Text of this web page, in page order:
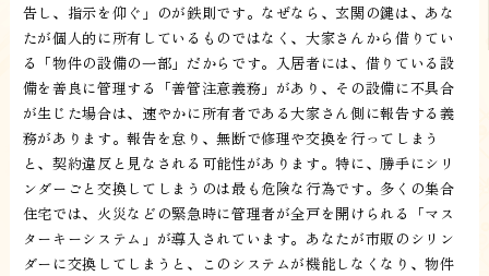
告し、指示を仰ぐ」のが鉄則です。なぜなら、玄関の鍵は、あな
たが個人的に所有しているものではなく、大家さんから借りてい
る「物件の設備の一部」だからです。入居者には、借りている設
備を善良に管理する「善管注意義務」があり、その設備に不具合
が生じた場合は、速やかに所有者である大家さん側に報告する義
務があります。報告を怠り、無断で修理や交換を行ってしまう
と、契約違反と見なされる可能性があります。特に、勝手にシリ
ンダーごと交換してしまうのは最も危険な行為です。多くの集合
住宅では、火災などの緊急時に管理者が全戸を開けられる「マス
ターキーシステム」が導入されています。あなたが市販のシリン
ダーに交換してしまうと、このシステムが機能しなくなり、物件